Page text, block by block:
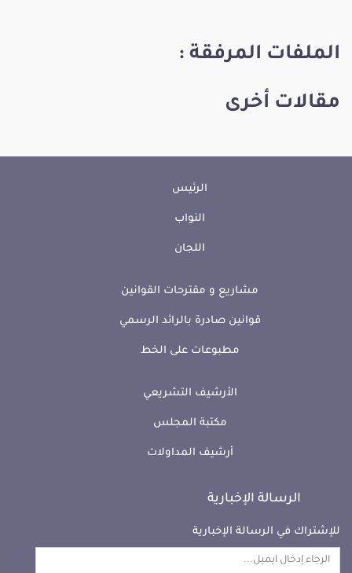
الملفات المرفقة :
مقالات أخرى
الرئيس
النواب
اللجان
مشاريع و مقترحات القوانين
قوانين صادرة بالرائد الرسمي
مطبوعات على الخط
الأرشيف التشريعي
مكتبة المجلس
أرشيف المداولات
الرسالة الإخبارية
للإشتراك في الرسالة الإخبارية